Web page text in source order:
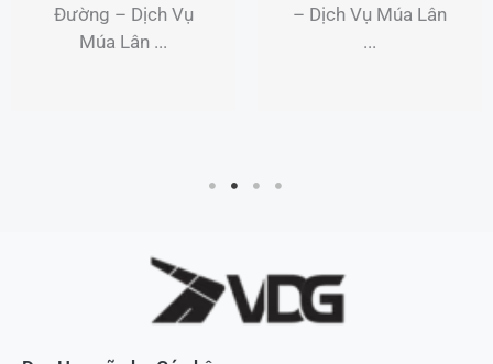
Đường – Dịch Vụ
Múa Lân ...
– Dịch Vụ Múa Lân
...